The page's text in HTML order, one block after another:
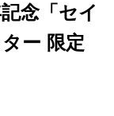
念「セイ
ー 限定